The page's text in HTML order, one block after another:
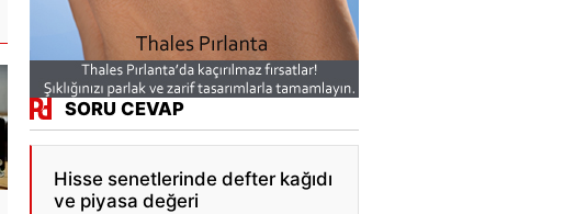
SORU CEVAP
Hisse senetlerinde defter kağıdı
ve piyasa değeri